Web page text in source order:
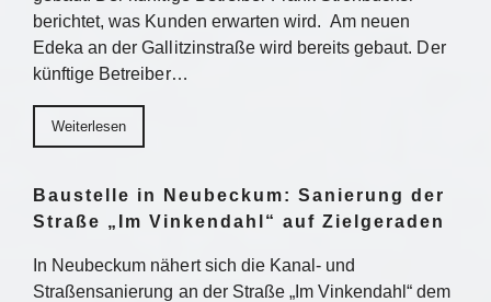
berichtet, was Kunden erwarten wird. Am neuen
Edeka an der Gallitzinstraße wird bereits gebaut. Der
künftige Betreiber…
Weiterlesen
Baustelle in Neubeckum: Sanierung der
Straße „Im Vinkendahl“ auf Zielgeraden
In Neubeckum nähert sich die Kanal- und
Straßensanierung an der Straße „Im Vinkendahl“ dem